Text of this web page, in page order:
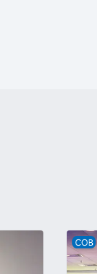
COB